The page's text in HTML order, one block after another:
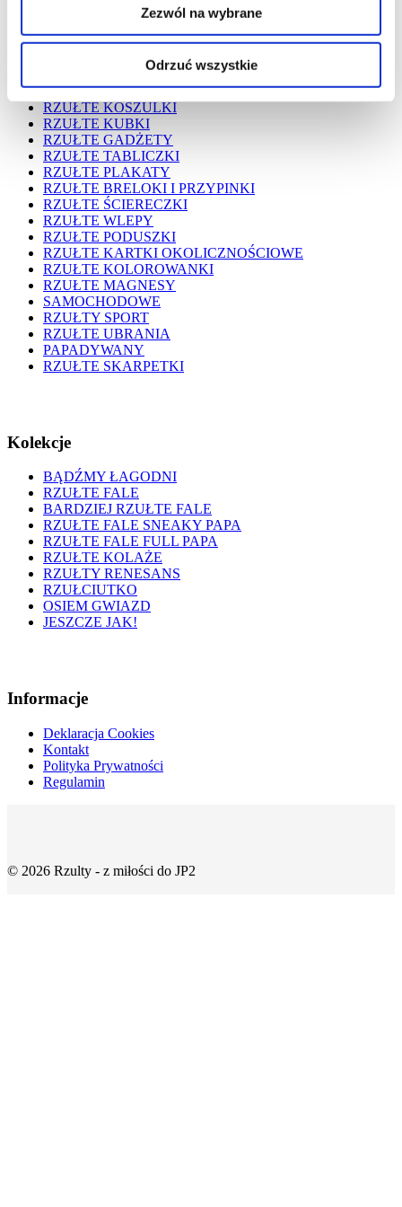
Zezwól na wybrane
Odrzuć wszystkie
RZUŁTE TORBY
RZUŁTE KOSZULKI
RZUŁTE KUBKI
RZUŁTE GADŻETY
RZUŁTE TABLICZKI
RZUŁTE PLAKATY
RZUŁTE BRELOKI I PRZYPINKI
RZUŁTE ŚCIERECZKI
RZUŁTE WLEPY
RZUŁTE PODUSZKI
RZUŁTE KARTKI OKOLICZNOŚCIOWE
RZUŁTE KOLOROWANKI
RZUŁTE MAGNESY
SAMOCHODOWE
RZUŁTY SPORT
RZUŁTE UBRANIA
PAPADYWANY
RZUŁTE SKARPETKI
Kolekcje
BĄDŹMY ŁAGODNI
RZUŁTE FALE
BARDZIEJ RZUŁTE FALE
RZUŁTE FALE SNEAKY PAPA
RZUŁTE FALE FULL PAPA
RZUŁTE KOLAŻE
RZUŁTY RENESANS
RZUŁCIUTKO
OSIEM GWIAZD
JESZCZE JAK!
Informacje
Deklaracja Cookies
Kontakt
Polityka Prywatności
Regulamin
© 2026 Rzulty - z miłości do JP2